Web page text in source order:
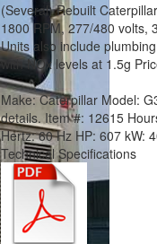
(Several) Rebuilt
1800 RPM, 277/480 volts,
Units also include
with NOx levels at 1.5g
Make:Caterpillar Model:
details. Item #: 12615
Hertz:60 Hz HP: 607 kW:
Technical Specifications